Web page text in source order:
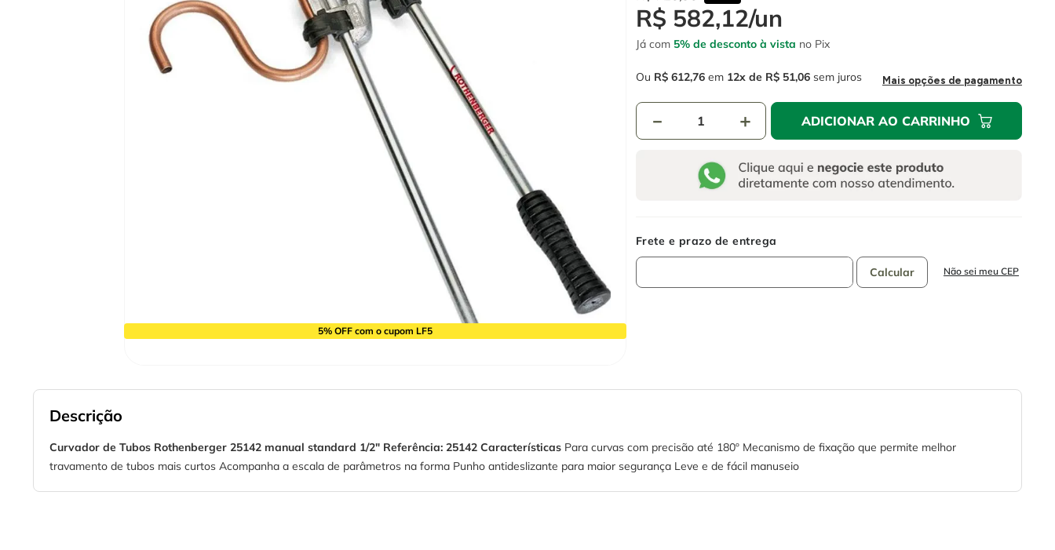
5% OFF com o cupom LF5
R$ 582,12/un
Já com 5% de desconto à vista no Pix
Ou R$ 612,76 em 12 R$ 51,06 sem juros Mais opções de pagamento
＋
－ ADICIONAR AO CARRINHO
Não sei meu CEP
Descrição
Curvador de Tubos Rothenberger 25142 manual standard 1/2" Referência: 25142 Características Para curvas com precisão até 180º Mecanismo de fixação que permite melhor
travamento de tubos mais curtos Acompanha a escala de parâmetros na forma Punho antideslizante para maior segurança Leve e de fácil manuseio